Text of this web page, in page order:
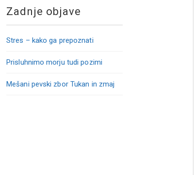
Zadnje objave
Stres – kako ga prepoznati
Prisluhnimo morju tudi pozimi
Mešani pevski zbor Tukan in zmaj